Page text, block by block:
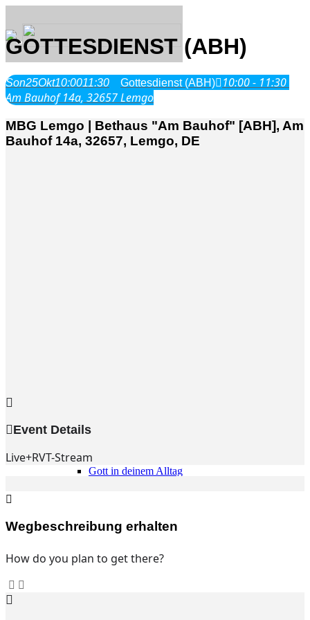
Über Uns
Was wir glauben
Jesus Christus
Jugend Home
Kinder/Jungschar
Gott in deinem Alltag
Junge Erwachsene
Junge Erwachsene
MBG Hameln
GOTTESDIENST (ABH)
Son25Okt10:0011:30 Gottesdienst (ABH)
10:00 - 11:30
Am Bauhof 14a, 32657 Lemgo
MBG Lemgo | Bethaus "Am Bauhof" [ABH], Am
Bauhof 14a, 32657, Lemgo, DE
Event Details
Live+RVT-Stream
Wegbeschreibung erhalten
How do you plan to get there?